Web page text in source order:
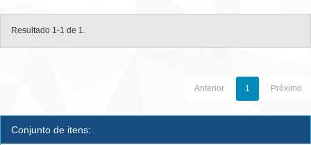
Resultado 1-1 de 1.
Anterior 1 Próximo
Conjunto de itens: